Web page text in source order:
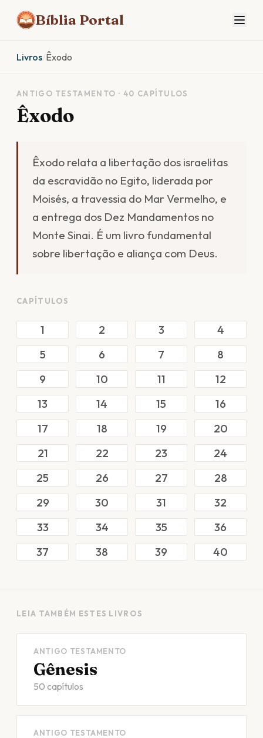
Bíblia Portal
Livros/Êxodo
ANTIGO TESTAMENTO · 40 CAPÍTULOS
Êxodo
Êxodo relata a libertação dos israelitas
da escravidão no Egito, liderada por
Moisés, a travessia do Mar Vermelho, e
a entrega dos Dez Mandamentos no
Monte Sinai. É um livro fundamental
sobre libertação e aliança com Deus.
CAPÍTULOS
1 2 3
4
5
6 7
8
9
10 11
12
13
14 15
16
17
18 19
20
21
22 23
24
25
26 27
28
29
30 31
32
33
34 35
36
37
38 39 40
LEIA TAMBÉM ESTES LIVROS
ANTIGO TESTAMENTO
Gênesis
50 capítulos
ANTIGO TESTAMENTO